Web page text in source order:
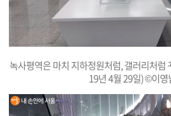
녹사평역은 마치 지하정원처럼, 갤러리처럼
19년 4월 29일) ©이영